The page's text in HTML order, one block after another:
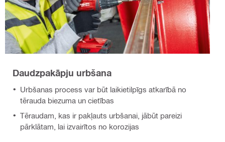
Daudzpakāpju urbšana
Urbšanas process var būt laikietilpīgs atkarībā no
tērauda biezuma un cietības
Tēraudam, kas ir pakļauts urbšanai, jābūt pareizi
pārklātam, lai izvairītos no korozijas